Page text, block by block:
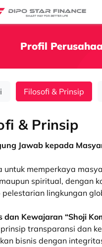
Profil
Filosofi & Prinsip
& Prinsip
Jawab kepada
untuk memperkaya
spiritual, dengan
lingkungan
dan Kewajaran “Shoji
transparansi dan
bisnis dengan